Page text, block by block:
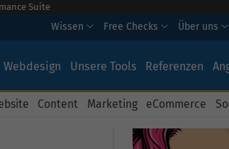
Suite
Wissen Free Checks Über uns
Webdesign Unsere Tools Referenzen
Content Marketing eCommerce